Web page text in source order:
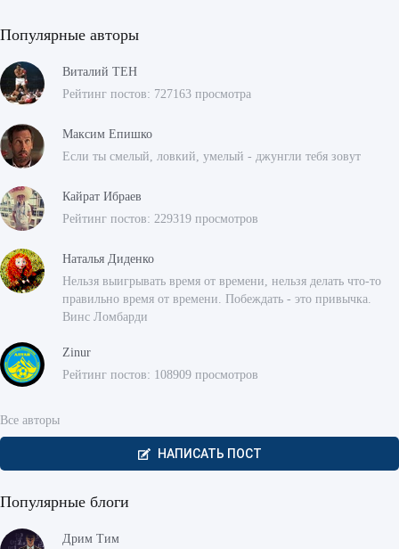
Популярные авторы
Виталий ТЕН
Рейтинг постов: 727163 просмотра
Максим Епишко
Если ты смелый, ловкий, умелый - джунгли тебя зовут
Кайрат Ибраев
Рейтинг постов: 229319 просмотров
Наталья Диденко
Нельзя выигрывать время от времени, нельзя делать что-то
правильно время от времени. Побеждать - это привычка.
Винс Ломбарди
Zinur
Рейтинг постов: 108909 просмотров
Все авторы
НАПИСАТЬ ПОСТ
Популярные блоги
Дрим Тим